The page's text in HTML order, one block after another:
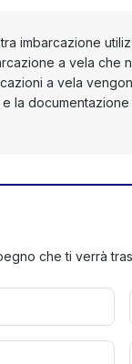
imbarcazione
a vela che
a vela
la
che ti verrà